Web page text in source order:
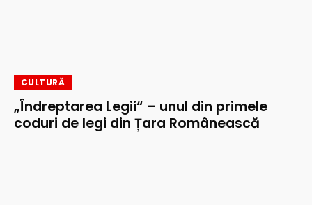
CULTURĂ
„Îndreptarea Legii“ – unul din primele
coduri de legi din Țara Românească